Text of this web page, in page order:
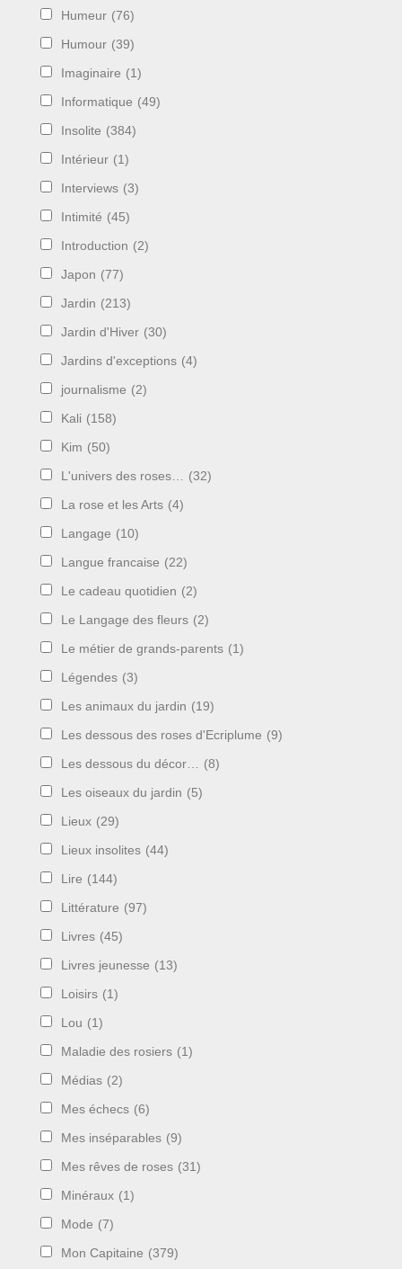
Humeur (76)
Humour (39)
Imaginaire (1)
Informatique (49)
Insolite (384)
Intérieur (1)
Interviews (3)
Intimité (45)
Introduction (2)
Japon (77)
Jardin (213)
Jardin d'Hiver (30)
Jardins d'exceptions (4)
journalisme (2)
Kali (158)
Kim (50)
L'univers des roses… (32)
La rose et les Arts (4)
Langage (10)
Langue francaise (22)
Le cadeau quotidien (2)
Le Langage des fleurs (2)
Le métier de grands-parents (1)
Légendes (3)
Les animaux du jardin (19)
Les dessous des roses d'Ecriplume (9)
Les dessous du décor… (8)
Les oiseaux du jardin (5)
Lieux (29)
Lieux insolites (44)
Lire (144)
Littérature (97)
Livres (45)
Livres jeunesse (13)
Loisirs (1)
Lou (1)
Maladie des rosiers (1)
Médias (2)
Mes échecs (6)
Mes inséparables (9)
Mes rêves de roses (31)
Minéraux (1)
Mode (7)
Mon Capitaine (379)